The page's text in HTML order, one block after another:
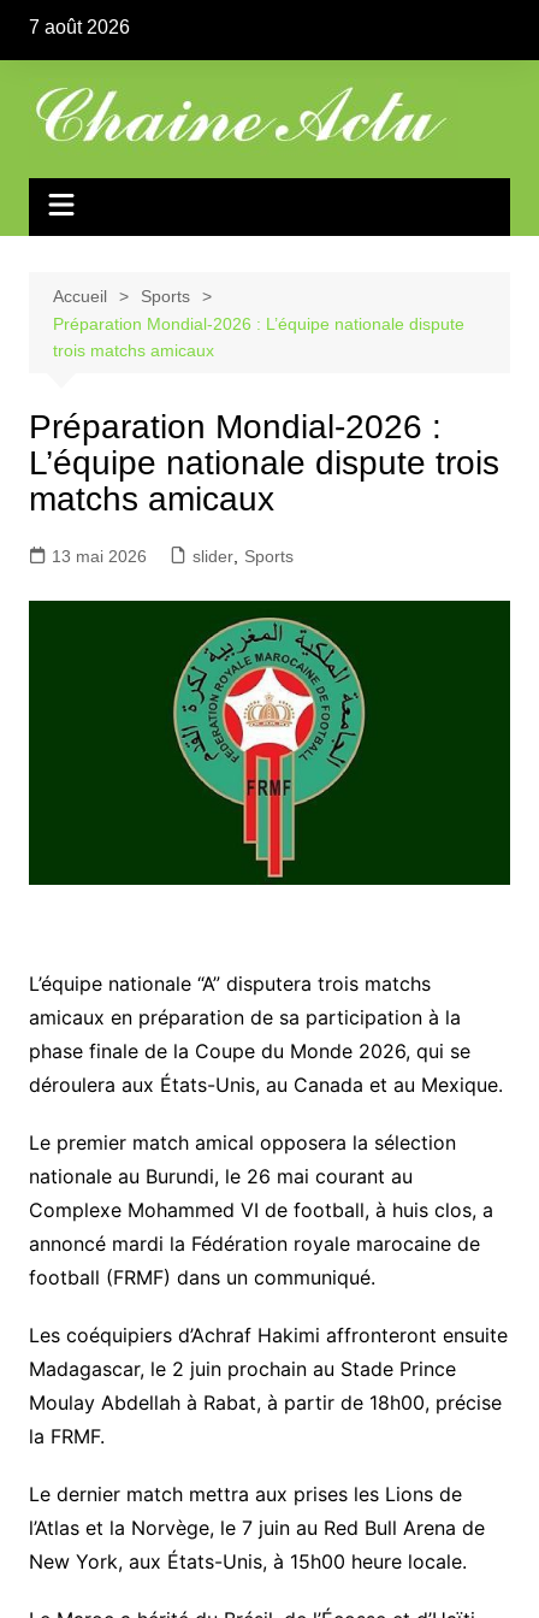
contenu
7 août 2026
Accueil
Sports
Préparation Mondial-2026 : L’équipe nationale dispute
trois matchs amicaux
Préparation Mondial-2026 :
L’équipe nationale dispute trois
matchs amicaux
13 mai 2026 slider, Sports
L’équipe nationale “A” disputera trois matchs
amicaux en préparation de sa participation à la
phase finale de la Coupe du Monde 2026, qui se
déroulera aux États-Unis, au Canada et au Mexique.
Le premier match amical opposera la sélection
nationale au Burundi, le 26 mai courant au
Complexe Mohammed VI de football, à huis clos, a
annoncé mardi la Fédération royale marocaine de
football (FRMF) dans un communiqué.
Les coéquipiers d’Achraf Hakimi affronteront ensuite
Madagascar, le 2 juin prochain au Stade Prince
Moulay Abdellah à Rabat, à partir de 18h00, précise
la FRMF.
Le dernier match mettra aux prises les Lions de
l’Atlas et la Norvège, le 7 juin au Red Bull Arena de
New York, aux États-Unis, à 15h00 heure locale.